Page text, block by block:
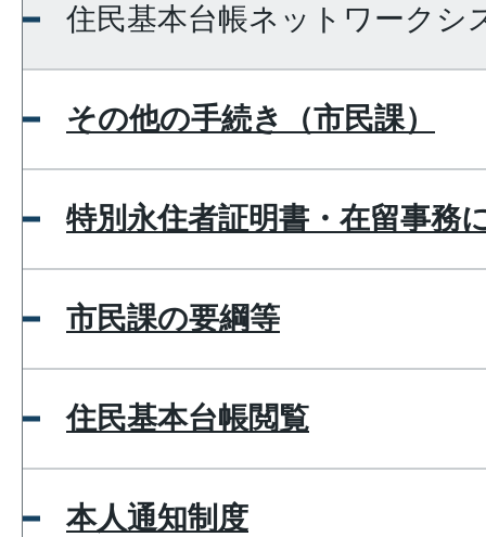
住民基本台帳ネットワークシ
その他の手続き（市民課）
特別永住者証明書・在留事務
市民課の要綱等
住民基本台帳閲覧
本人通知制度